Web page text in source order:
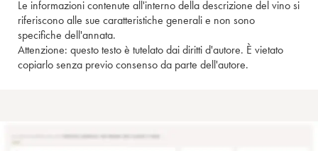
Le informazioni contenute all'interno della descrizione del vino si
riferiscono alle sue caratteristiche generali e non sono
specifiche dell'annata.
Attenzione: questo testo è tutelato dai diritti d'autore. È vietato
copiarlo senza previo consenso da parte dell'autore.